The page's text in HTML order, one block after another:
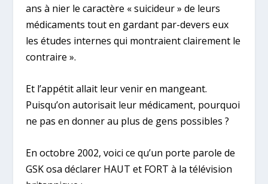
ans à nier le caractère « suicideur » de leurs
médicaments tout en gardant par-devers eux
les études internes qui montraient clairement le
contraire ».
Et l’appétit allait leur venir en mangeant.
Puisqu’on autorisait leur médicament, pourquoi
ne pas en donner au plus de gens possibles ?
En octobre 2002, voici ce qu’un porte parole de
GSK osa déclarer HAUT et FORT à la télévision